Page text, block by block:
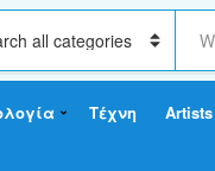
S
a
c
Τέχνη